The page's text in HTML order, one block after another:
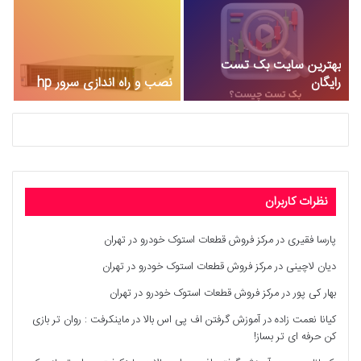
بهترین سایت بک تست
رایگان
نصب و راه اندازی سرور hp
نظرات کاربران
پارسا فقیری درمرکز فروش قطعات استوک خودرو در تهران
دیان لاچینی درمرکز فروش قطعات استوک خودرو در تهران
بهار کی پوردرمرکز فروش قطعات استوک خودرو در تهران
کیانا نعمت زادهدرآموزش گرفتن اف پی اس بالا در ماینکرفت : روان تر بازی
کن حرفه ای تر بساز!